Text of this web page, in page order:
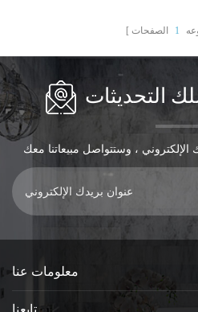
1 الصفحات
التحديثات
، وستتواصل مبيعاتنا معك
معلومات عنا